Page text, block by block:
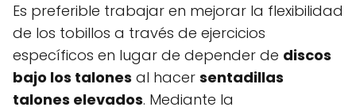
Es preferible trabajar en mejorar la flexibilidad
de los tobillos a través de ejercicios
específicos en lugar de depender de discos
bajo los talones al hacer sentadillas
talones elevados. Mediante la